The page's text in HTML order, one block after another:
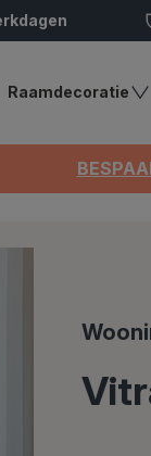
Raamdecoratie